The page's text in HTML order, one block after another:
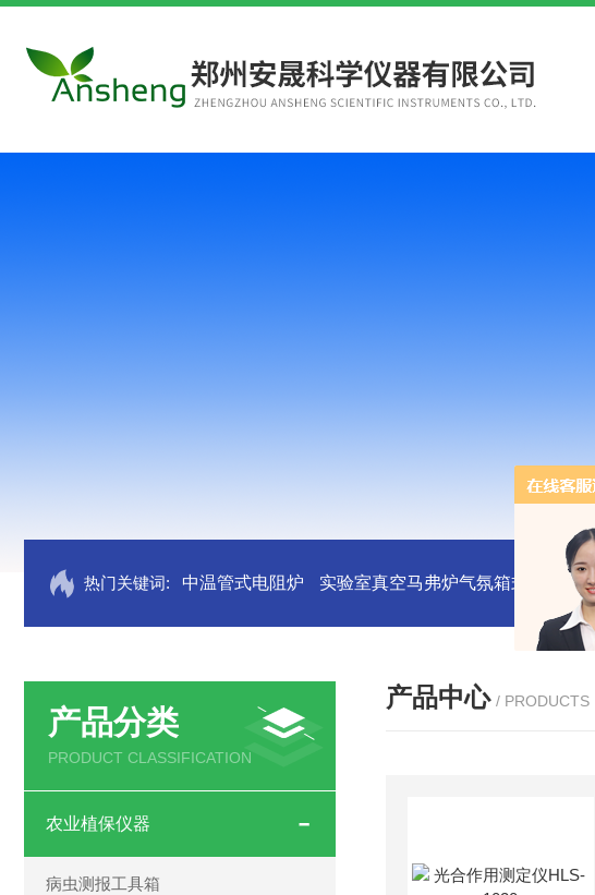
热门关键词: 中温管式电阻炉 实验室真空马弗炉气氛箱式炉厂家
产品分类
PRODUCT CLASSIFICATION
农业植保仪器
病虫测报工具箱
产品中心 / PRODUCTS